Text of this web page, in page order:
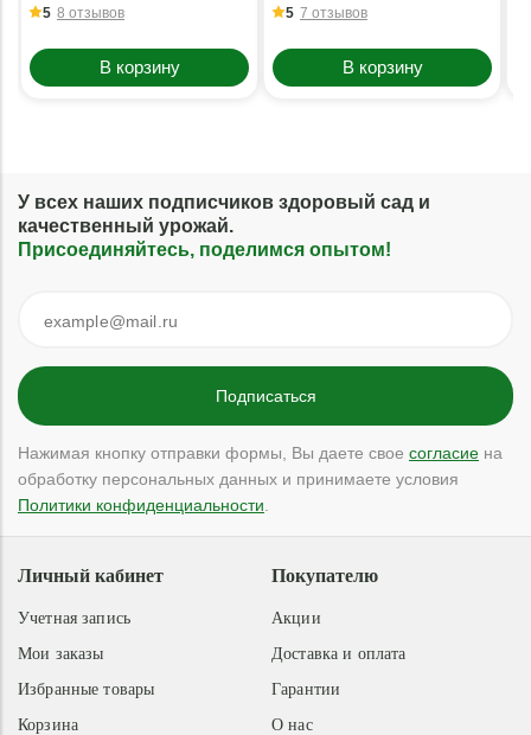
5 8 отзывов
В корзину
5 7 отзывов
В корзину
У всех наших подписчиков здоровый сад и
качественный урожай.
Присоединяйтесь, поделимся опытом!
Нажимая кнопку отправки формы, Вы даете свое согласие на
обработку персональных данных и принимаете условия
Политики конфиденциальности
Покупателю
Акции
Доставка и оплата
Гарантии
О нас
Личный кабинет
Учетная запись
Мои заказы
Избранные товары
Корзина